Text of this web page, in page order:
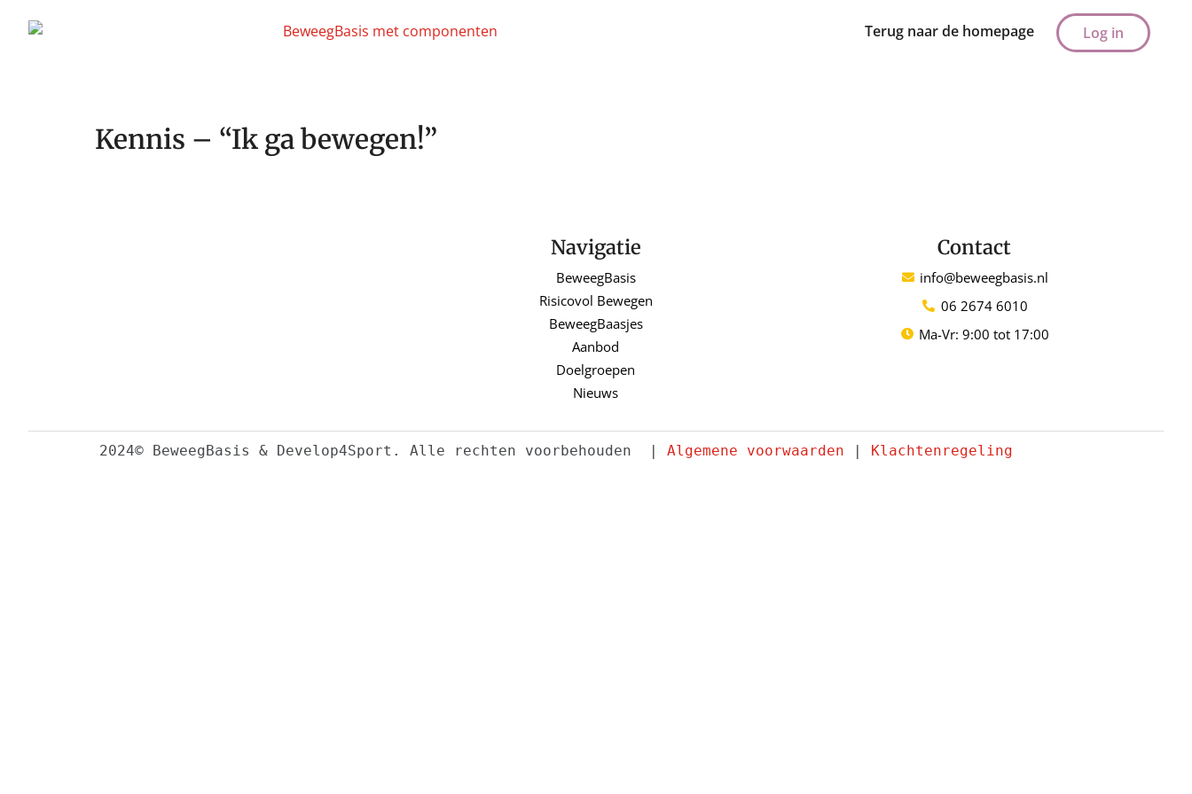
Terug naar de homepage Log in
Kennis – “Ik ga bewegen!”
Navigatie
BeweegBasis
Risicovol Bewegen
BeweegBaasjes
Aanbod
Doelgroepen
Nieuws
Contact
info@beweegbasis.nl
06 2674 6010
Ma-Vr: 9:00 tot 17:00
2024© BeweegBasis & Develop4Sport. Alle rechten voorbehouden  | Algemene voorwaarden | Klachtenregeling